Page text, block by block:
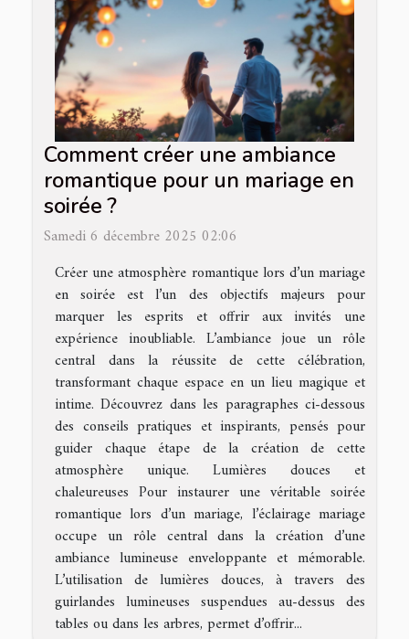
Comment créer une ambiance
romantique pour un mariage en
soirée ?
Samedi 6 décembre 2025 02:06
Créer une atmosphère romantique lors d’un mariage
en soirée est l’un des objectifs majeurs pour
marquer les esprits et offrir aux invités une
expérience inoubliable. L’ambiance joue un rôle
central dans la réussite de cette célébration,
transformant chaque espace en un lieu magique et
intime. Découvrez dans les paragraphes ci-dessous
des conseils pratiques et inspirants, pensés pour
guider chaque étape de la création de cette
atmosphère unique. Lumières douces et
chaleureuses Pour instaurer une véritable soirée
romantique lors d’un mariage, l’éclairage mariage
occupe un rôle central dans la création d’une
ambiance lumineuse enveloppante et mémorable.
L’utilisation de lumières douces, à travers des
guirlandes lumineuses suspendues au-dessus des
tables ou dans les arbres, permet d’offrir...